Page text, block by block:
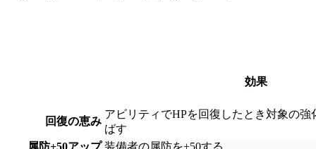
効果
回復の恵み
アビリティでHPを回復したとき対象の強
ばす